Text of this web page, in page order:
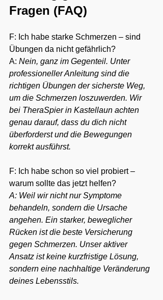
Fragen (FAQ)
F: Ich habe starke Schmerzen – sind
Übungen da nicht gefährlich?
A: Nein, ganz im Gegenteil. Unter
professioneller Anleitung sind die
richtigen Übungen der sicherste Weg,
um die Schmerzen loszuwerden. Wir
bei TheraSpier in Kastellaun achten
genau darauf, dass du dich nicht
überforderst und die Bewegungen
korrekt ausführst.
F: Ich habe schon so viel probiert –
warum sollte das jetzt helfen?
A: Weil wir nicht nur Symptome
behandeln, sondern die Ursache
angehen. Ein starker, beweglicher
Rücken ist die beste Versicherung
gegen Schmerzen. Unser aktiver
Ansatz ist keine kurzfristige Lösung,
sondern eine nachhaltige Veränderung
deines Lebensstils.